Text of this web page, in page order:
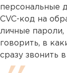
персональные
CVC-код на
личные
говорить, в
сразу звонить